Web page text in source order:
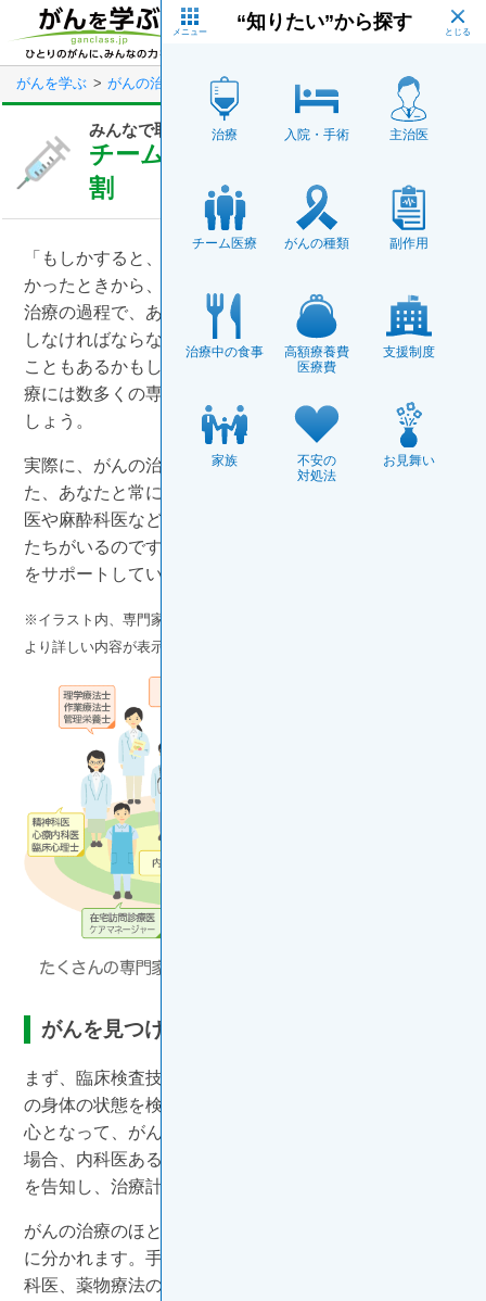
main
content
がんを学ぶ がんの治療 みんなで取り組むがん治療 チーム医療に
みんなで取り組むがん治療
チーム医療に関わる専門家の役
割
「もしかすると、がんかもしれない」と思い、病院へか
かったときから、がんの治療は始まっています。告知や
治療の過程で、あなたは「なぜ自分だけがこんな思いを
しなければならないんだろう」と孤独感にさいなまれる
こともあるかもしれません。そんなときは、あなたの治
療には数多くの専門家が関わっていることを思い出しま
しょう。
実際に、がんの治療の過程には主治医や看護師といっ
た、あなたと常に接している人たちだけではなく、病理
医や麻酔科医など、そのほかにもあなたを支えている人
たちがいるのです。それぞれがどういった立場であなた
をサポートしているか、知っておくことも大切です。
※イラスト内、専門家の名前をクリックすると、各専門家についての
より詳しい内容が表示されます。
がんを見つけ治療する
まず、臨床検査技師・放射線技師や放射線科医があなた
の身体の状態を検査し、その結果をもとに、病理医が中
心となって、がんかどうかを診断します。がんであった
場合、内科医あるいは外科医があなたにがんであること
を告知し、治療計画について話し合います。
がんの治療のほとんどは、手術、薬物療法、放射線治療
に分かれます。手術の場合は外科医、麻酔科医、形成外
科医、薬物療法の場合は外科医、内科医、腫瘍内科医、
“知りたい”から探す
治療 入院・手術 主治医
チーム医療 がんの種類 副作用
治療中の食事
高額療養費
医療費
支援制度
家族
不安の
対処法
お見舞い